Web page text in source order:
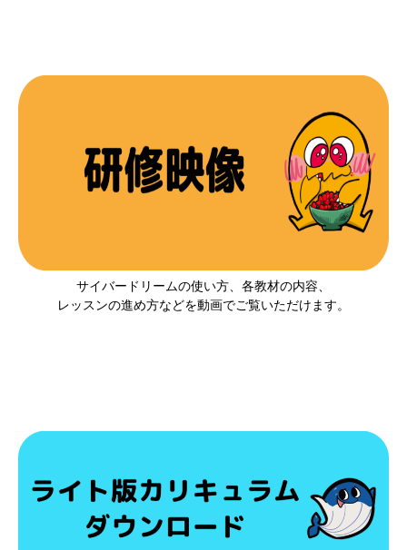
サイバードリームの使い方、各教材の内容、
レッスンの進め方などを動画でご覧いただけます。